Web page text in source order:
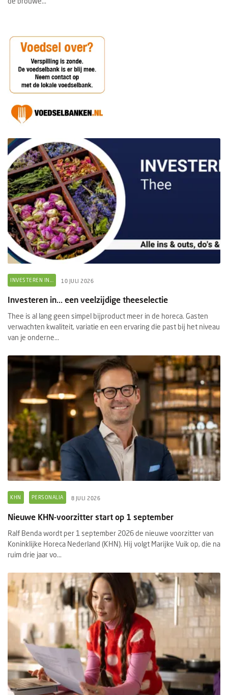
INVESTEREN IN... 10 JULI 2026
Investeren in... een veelzijdige theeselectie
Thee is al lang geen simpel bijproduct meer in de horeca. Gasten
verwachten kwaliteit, variatie en een ervaring die past bij het niveau
van je onderne...
KHN PERSONALIA 8 JULI 2026
Nieuwe KHN-voorzitter start op 1 september
Ralf Benda wordt per 1 september 2026 de nieuwe voorzitter van
Koninklijke Horeca Nederland (KHN). Hij volgt Marijke Vuik op, die na
ruim drie jaar vo...